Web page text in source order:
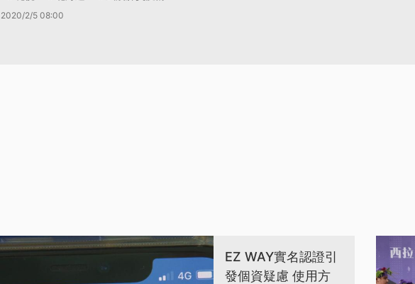
2020/2/5 08:00
EZ WAY實名認證引
發個資疑慮 使用方